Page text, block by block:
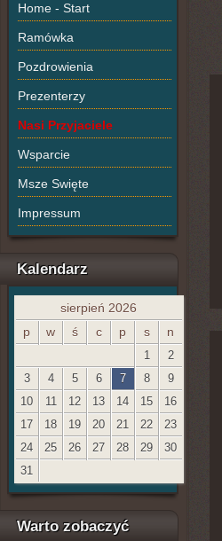
Home - Start
Ramówka
Pozdrowienia
Prezenterzy
Nasi Przyjaciele
Wsparcie
Msze Swięte
Impressum
Kalendarz
sierpień 2026
p
w ś c p s n
1
2
3
4 5 6 7 8
9
10
11 12 13 14 15
16
17
18 19 20 21 22
23
24
25 26 27 28 29
30
31
Warto zobaczyć